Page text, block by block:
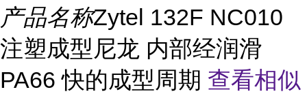
产品名称Zytel 132F NC010
注塑成型尼龙 内部经润滑
PA66 快的成型周期 查看相似